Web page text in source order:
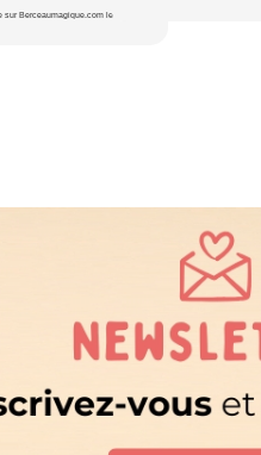
Berceaumagique.com le 16/07/2026